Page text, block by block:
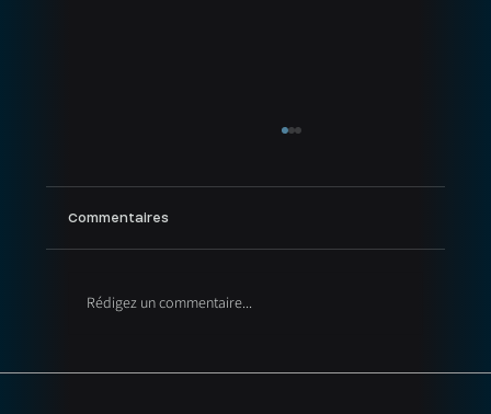
Commentaires
Rédigez un commentaire...